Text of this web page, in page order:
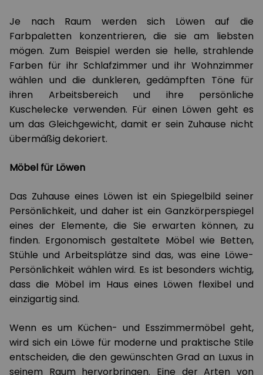
Je nach Raum werden sich Löwen auf die
Farbpaletten konzentrieren, die sie am liebsten
mögen. Zum Beispiel werden sie helle, strahlende
Farben für ihr Schlafzimmer und ihr Wohnzimmer
wählen und die dunkleren, gedämpften Töne für
ihren Arbeitsbereich und ihre persönliche
Kuschelecke verwenden. Für einen Löwen geht es
um das Gleichgewicht, damit er sein Zuhause nicht
übermäßig dekoriert.
Möbel für Löwen
Das Zuhause eines Löwen ist ein Spiegelbild seiner
Persönlichkeit, und daher ist ein Ganzkörperspiegel
eines der Elemente, die Sie erwarten können, zu
finden. Ergonomisch gestaltete Möbel wie Betten,
Stühle und Arbeitsplätze sind das, was eine Löwe-
Persönlichkeit wählen wird. Es ist besonders wichtig,
dass die Möbel im Haus eines Löwen flexibel und
einzigartig sind.
Wenn es um Küchen- und Esszimmermöbel geht,
wird sich ein Löwe für moderne und praktische Stile
entscheiden, die den gewünschten Grad an Luxus in
seinem Raum hervorbringen. Eine der Arten von